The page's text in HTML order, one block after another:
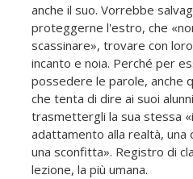
anche il suo. Vorrebbe
proteggerne l'estro, che
scassinare», trovare con
incanto e noia. Perché per
possedere le parole, anche
che tenta di dire ai suoi
trasmettergli la sua stessa
adattamento alla realtà, una
una sconfitta». Registro di
lezione, la più umana.